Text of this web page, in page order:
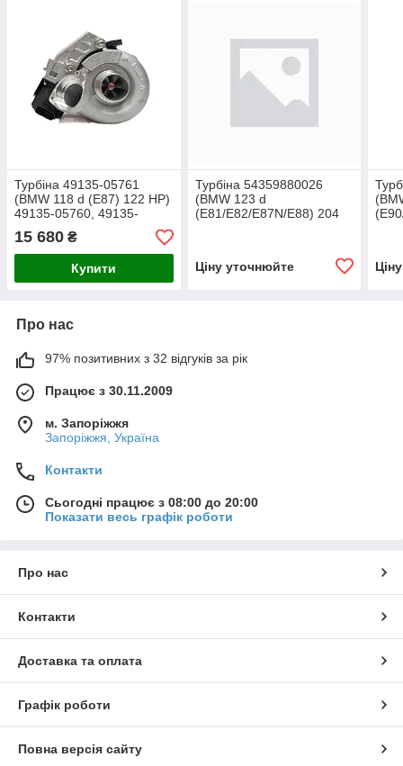
Турбіна 49135-05761
(BMW 118 d (E87) 122 HP)
49135-05760, 49135-
05730, 49135-05720
15 680 ₴
Купити
Турбіна 54359880026
(BMW 123 d
(E81/E82/E87N/E88) 204
Ціну уточнюйте
Про нас
97% позитивних з 32 відгуків за рік
Працює з 30.11.2009
м. Запоріжжя
Запоріжжя, Україна
Контакти
Сьогодні працює з 08:00 до 20:00
Показати весь графік роботи
Про нас
Контакти
Доставка та оплата
Графік роботи
Повна версія сайту